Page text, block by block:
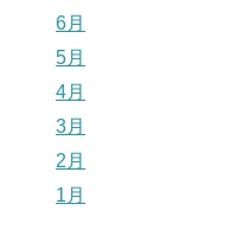
6月
5月
4月
3月
2月
1月